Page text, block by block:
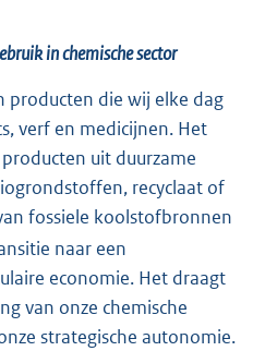
in chemische sector
producten die wij elke dag
verf en medicijnen. Het
uit duurzame
recyclaat of
fossiele koolstofbronnen
naar een
economie. Het draagt
van onze chemische
strategische autonomie.